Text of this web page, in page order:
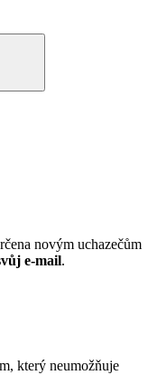
novým uchazečům
e-mail.
který neumožňuje